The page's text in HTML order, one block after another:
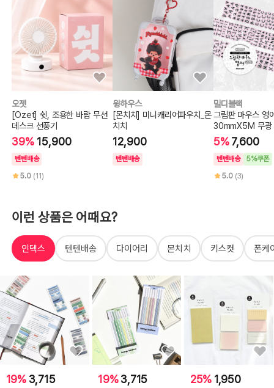
오젯
[Ozet] 쉿, 조용한 바람 무선
데스크 선풍기
39% 15,900
텐텐배송
5.0 (11)
윙하우스
[몬치치] 미니캐리어파우치_몬
치치
12,900
텐텐배송
밀디블랙
그림판 마우스 영
30mmX5M 무광
프
5%7,600
텐텐배송
5%쿠폰
5.0 (3)
이런 상품은 어때요?
인덱스 텐텐배송 다이어리 몬치치 키스컷 폰케
19% 3,715 19% 3,715 25% 1,950